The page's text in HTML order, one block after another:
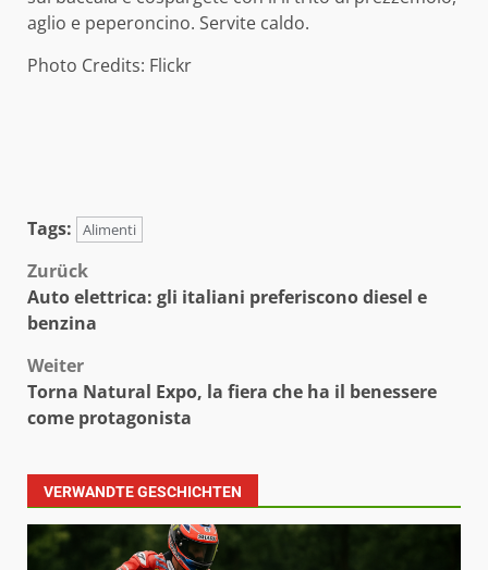
aglio e peperoncino. Servite caldo.
Photo Credits: Flickr
Tags: Alimenti
Beitragsnavigation
Zurück
Auto elettrica: gli italiani preferiscono diesel e
benzina
Weiter
Torna Natural Expo, la fiera che ha il benessere
come protagonista
VERWANDTE GESCHICHTEN